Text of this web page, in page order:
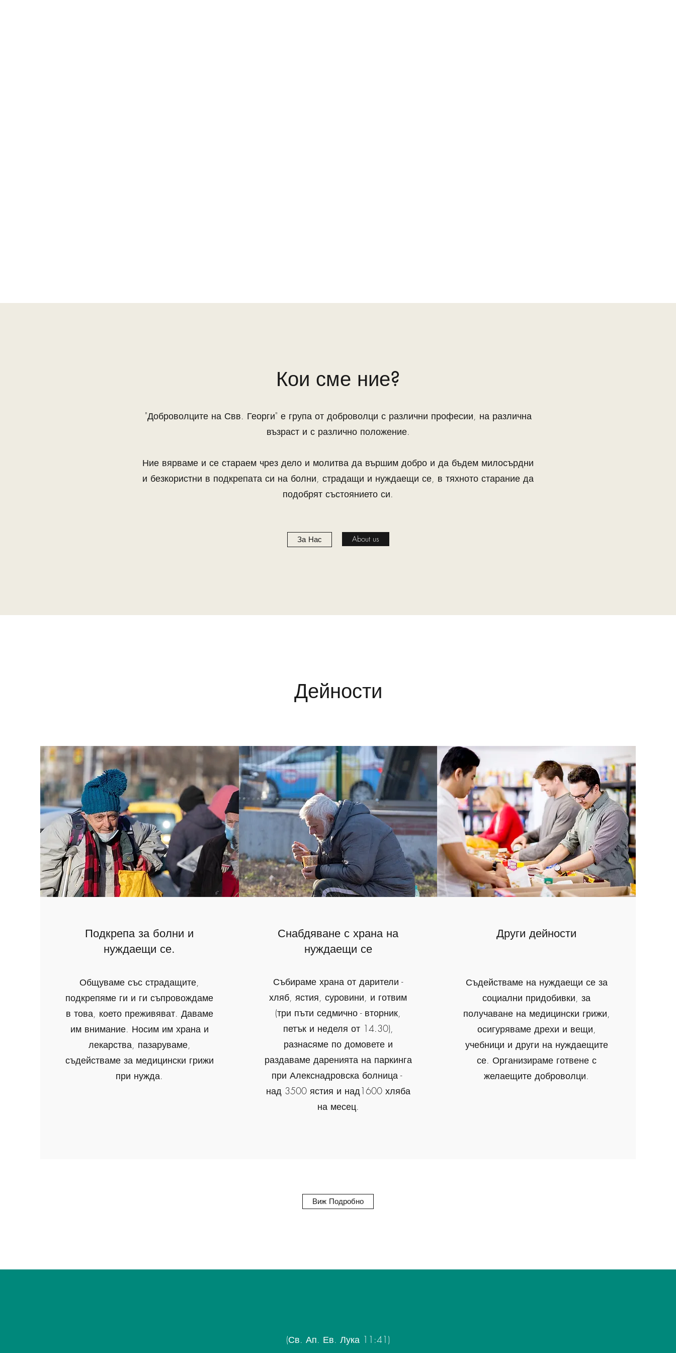
Кои сме ние?
"Доброволците на Свв. Георги" е група от доброволци с различни професии, на различна
възраст и с различно положение.
Ние вярваме и се стараем чрез дело и молитва да вършим добро и да бъдем милосърдни
и безкористни в подкрепата си на болни, страдащи и нуждаещи се, в тяхното старание да
подобрят състоянието си.
За Нас About us
Дейности
Подкрепа за болни и
нуждаещи се.
Общуваме със страдащите,
подкрепяме ги и ги съпровождаме
в това, което преживяват. Даваме
им внимание. Носим им храна и
лекарства, пазаруваме,
съдействаме за медицински грижи
при нужда.
Снабдяване с храна на
нуждаещи се
Събираме храна от дарители -
хляб, ястия, суровини, и готвим
(три пъти седмично - вторник,
петък и неделя от 14.30),
разнасяме по домовете и
раздаваме даренията на паркинга
при Алекснадровска болница -
над 3500 ястия и над1600 хляба
на месец.
Други дейности
Съдействаме на нуждаещи се за
социални придобивки, за
получаване на медицински грижи,
осигуряваме дрехи и вещи,
учебници и други на нуждаещите
се. Организираме готвене с
желаещите доброволци.
Виж Подробно
(Св. Ап. Ев. Лука 11:41)